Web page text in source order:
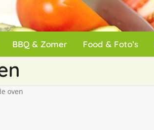
BBQ & Zomer Food & Foto’s
oven